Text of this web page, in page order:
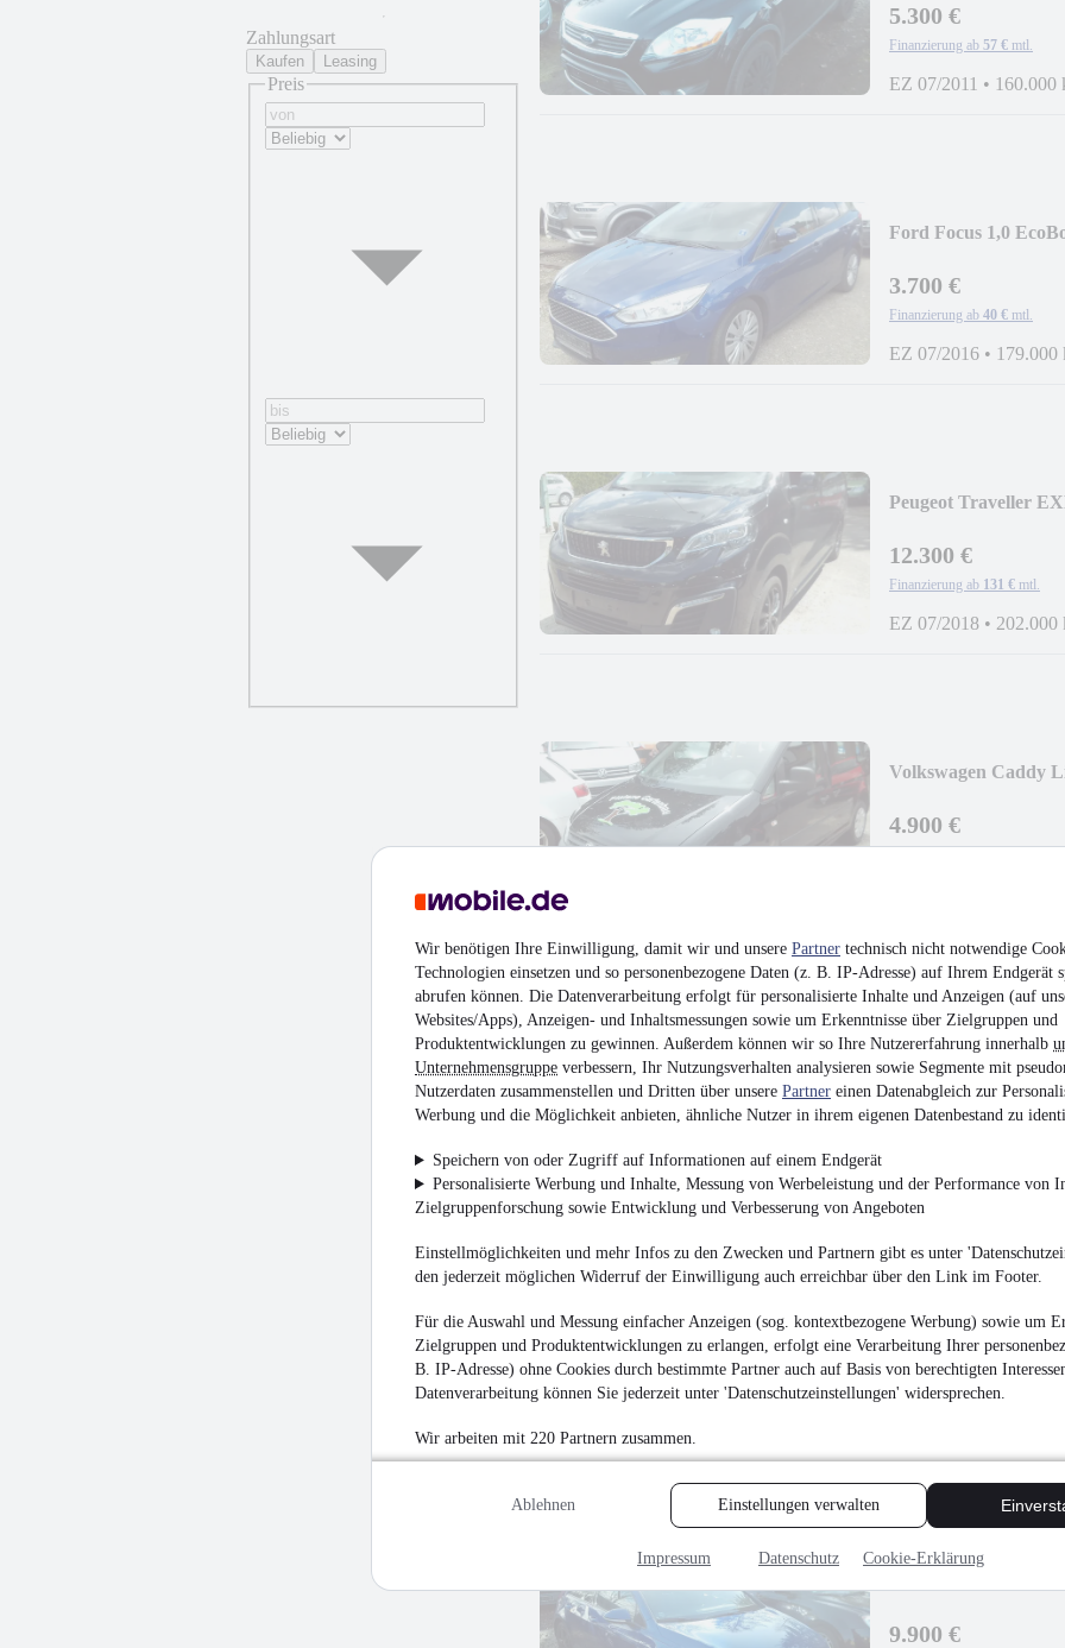
Wir benötigen Ihre Einwilligung, damit wir und unsere Partner technisch nicht notwendige
Technologien einsetzen und so personenbezogene Daten (z. B. IP-Adresse) auf Ihrem Endgerät
abrufen können. Die Datenverarbeitung erfolgt für personalisierte Inhalte und Anzeigen (auf
Websites/Apps), Anzeigen- und Inhaltsmessungen sowie um Erkenntnisse über Zielgruppen und
Produktentwicklungen zu gewinnen. Außerdem können wir so Ihre Nutzererfahrung innerhalb
Unternehmensgruppe verbessern, Ihr Nutzungsverhalten analysieren sowie Segmente mit
Nutzerdaten zusammenstellen und Dritten über unsere Partner einen Datenabgleich zur
Werbung und die Möglichkeit anbieten, ähnliche Nutzer in ihrem eigenen Datenbestand zu
Speichern von oder Zugriff auf Informationen auf einem Endgerät
Personalisierte Werbung und Inhalte, Messung von Werbeleistung und der Performance von
Zielgruppenforschung sowie Entwicklung und Verbesserung von Angeboten
Einstellmöglichkeiten und mehr Infos zu den Zwecken und Partnern gibt es unter
den jederzeit möglichen Widerruf der Einwilligung auch erreichbar über den Link im Footer.
Für die Auswahl und Messung einfacher Anzeigen (sog. kontextbezogene Werbung) sowie um
Zielgruppen und Produktentwicklungen zu erlangen, erfolgt eine Verarbeitung Ihrer
B. IP-Adresse) ohne Cookies durch bestimmte Partner auch auf Basis von berechtigten
Datenverarbeitung können Sie jederzeit unter 'Datenschutzeinstellungen' widersprechen.
Wir arbeiten mit 220 Partnern zusammen.
Ablehnen Einstellungen verwalten
Impressum Datenschutz Cookie-Erklärung
Zahlungsart
Kaufen Leasing
Preis
5.300 €
Finanzierung ab 57 € mtl.
EZ 07/2011 • 160.000
Ford Focus 1,0
3.700 €
Finanzierung ab 40 € mtl.
EZ 07/2016 • 179.000
Peugeot Traveller
12.300 €
Finanzierung ab 131 € mtl.
EZ 07/2018 • 202.000
Volkswagen Caddy
4.900 €
BMW X3
2.200 €
Finanzierung ab 42 € mtl.
Volkswagen Caddy
9.900 €
Finanzierung ab 105 €
Volkswagen Golf
9.900 €